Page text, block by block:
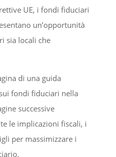
UE, i fondi fiduciari
un’opportunità
sia locali che
di una guida
fondi fiduciari nella
successive
le implicazioni fiscali, i
per massimizzare i